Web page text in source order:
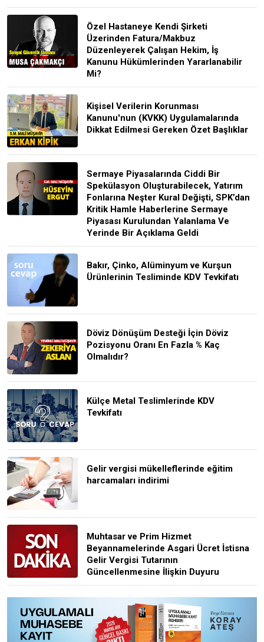
Özel Hastaneye Kendi Şirketi
Üzerinden Fatura/Makbuz
Düzenleyerek Çalışan Hekim, İş
Kanunu Hükümlerinden Yararlanabilir
Mi?
Kişisel Verilerin Korunması
Kanunu'nun (KVKK) Uygulamalarında
Dikkat Edilmesi Gereken Özet Başlıklar
Sermaye Piyasalarında Ciddi Bir
Spekülasyon Oluşturabilecek, Yatırım
Fonlarına Neşter Kural Değişti, SPK’dan
Kritik Hamle Haberlerine Sermaye
Piyasası Kurulundan Yalanlama Ve
Yerinde Bir Açıklama Geldi
Bakır, Çinko, Alüminyum ve Kurşun
Ürünlerinin Tesliminde KDV Tevkifatı
Döviz Dönüşüm Desteği İçin Döviz
Pozisyonu Oranı En Fazla % Kaç
Olmalıdır?
Külçe Metal Teslimlerinde KDV
Tevkifatı
Gelir vergisi mükelleflerinde eğitim
harcamaları indirimi
Muhtasar ve Prim Hizmet
Beyannamelerinde Asgari Ücret İstisna
Gelir Vergisi Tutarının
Güncellenmesine İlişkin Duyuru